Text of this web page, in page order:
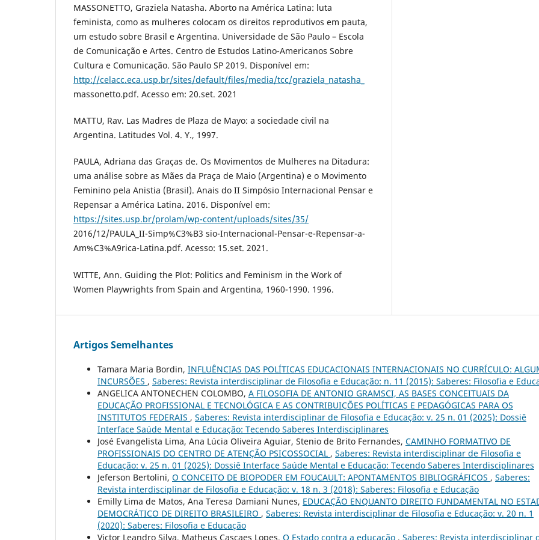
MASSONETTO, Graziela Natasha. Aborto na América Latina: luta
feminista, como as mulheres colocam os direitos reprodutivos em pauta,
um estudo sobre Brasil e Argentina. Universidade de São Paulo – Escola
de Comunicação e Artes. Centro de Estudos Latino-Americanos Sobre
Cultura e Comunicação. São Paulo SP 2019. Disponível em:
http://celacc.eca.usp.br/sites/default/files/media/tcc/graziela_natasha_
massonetto.pdf. Acesso em: 20.set. 2021
MATTU, Rav. Las Madres de Plaza de Mayo: a sociedade civil na
Argentina. Latitudes Vol. 4. Y., 1997.
PAULA, Adriana das Graças de. Os Movimentos de Mulheres na Ditadura:
uma análise sobre as Mães da Praça de Maio (Argentina) e o Movimento
Feminino pela Anistia (Brasil). Anais do II Simpósio Internacional Pensar e
Repensar a América Latina. 2016. Disponível em:
https://sites.usp.br/prolam/wp-content/uploads/sites/35/
2016/12/PAULA_II-Simp%C3%B3 sio-Internacional-Pensar-e-Repensar-a-
Am%C3%A9rica-Latina.pdf. Acesso: 15.set. 2021.
WITTE, Ann. Guiding the Plot: Politics and Feminism in the Work of
Women Playwrights from Spain and Argentina, 1960-1990. 1996.
Artigos Semelhantes
Tamara Maria Bordin, INFLUÊNCIAS DAS POLÍTICAS EDUCACIONAIS INTERNACIONAIS NO CURRÍCULO:
INCURSÕES , Saberes: Revista interdisciplinar de Filosofia e Educação: n. 11 (2015): Saberes: Filosofia e
ANGELICA ANTONECHEN COLOMBO, A FILOSOFIA DE ANTONIO GRAMSCI, AS BASES CONCEITUAIS DA
EDUCAÇÃO PROFISSIONAL E TECNOLÓGICA E AS CONTRIBUIÇÕES POLÍTICAS E PEDAGÓGICAS PARA OS
INSTITUTOS FEDERAIS , Saberes: Revista interdisciplinar de Filosofia e Educação: v. 25 n. 01 (2025): Dossiê
Interface Saúde Mental e Educação: Tecendo Saberes Interdisciplinares
José Evangelista Lima, Ana Lúcia Oliveira Aguiar, Stenio de Brito Fernandes, CAMINHO FORMATIVO DE
PROFISSIONAIS DO CENTRO DE ATENÇÃO PSICOSSOCIAL , Saberes: Revista interdisciplinar de Filosofia e
Educação: v. 25 n. 01 (2025): Dossiê Interface Saúde Mental e Educação: Tecendo Saberes Interdisciplinares
Jeferson Bertolini, O CONCEITO DE BIOPODER EM FOUCAULT: APONTAMENTOS BIBLIOGRÁFICOS , Saberes:
Revista interdisciplinar de Filosofia e Educação: v. 18 n. 3 (2018): Saberes: Filosofia e Educação
Emilly Lima de Matos, Ana Teresa Damiani Nunes, EDUCAÇÃO ENQUANTO DIREITO FUNDAMENTAL NO
DEMOCRÁTICO DE DIREITO BRASILEIRO , Saberes: Revista interdisciplinar de Filosofia e Educação: v. 20 n. 1
(2020): Saberes: Filosofia e Educação
Victor Leandro Silva, Matheus Cascaes Lopes, O Estado contra a educação , Saberes: Revista interdisciplinar